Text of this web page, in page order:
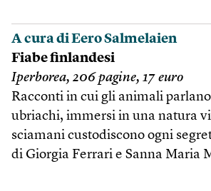
A cura di Eero Salmelaien
Fiabe finlandesi
Iperborea, 206 pagine, 17 euro
Racconti in cui gli animali
ubriachi, immersi in una natura
sciamani custodiscono ogni
di Giorgia Ferrari e Sanna Maria